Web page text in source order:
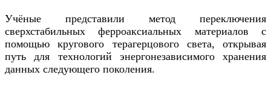
Учёные представили метод переключения
сверхстабильных ферроаксиальных материалов с
помощью кругового терагерцового света, открывая
путь для технологий энергонезависимого хранения
данных следующего поколения.